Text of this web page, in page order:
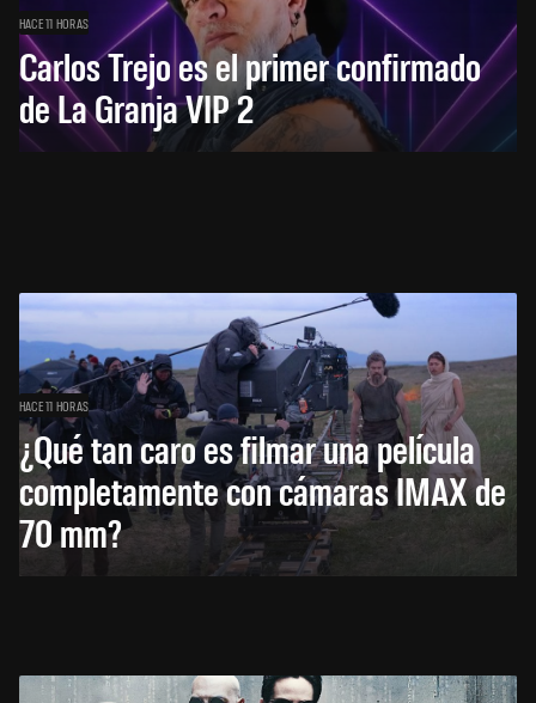
HACE 11 HORAS
Carlos Trejo es el primer confirmado
de La Granja VIP 2
HACE 11 HORAS
¿Qué tan caro es filmar una película
completamente con cámaras IMAX de
70 mm?